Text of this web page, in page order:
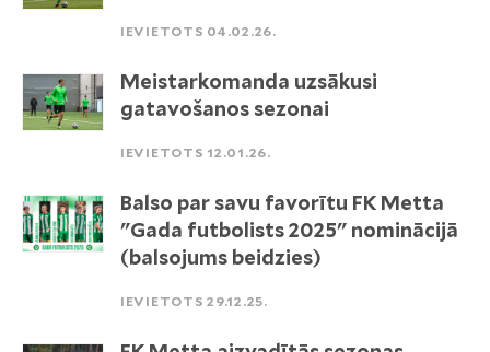
IEVIETOTS 04.02.26.
Meistarkomanda uzsākusi
gatavošanos sezonai
IEVIETOTS 12.01.26.
Balso par savu favorītu FK Metta
"Gada futbolists 2025" nominācijā
(balsojums beidzies)
IEVIETOTS 29.12.25.